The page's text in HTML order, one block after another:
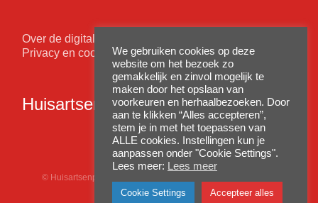
Over de digitale patiëntenomgeving
Privacy en cookiewetgeving
Huisartsenpraktijk Nieuwpoort
© Huisartsenpraktijk Nieuwpoort
We gebruiken cookies op deze
website om het bezoek zo
gemakkelijk en zinvol mogelijk te
maken door het opslaan van
voorkeuren en herhaalbezoeken. Door
aan te klikken “Alles accepteren”,
stem je in met het toepassen van
ALLE cookies. Instellingen kun je
aanpassen onder "Cookie Settings".
Lees meer:
Lees meer
Cookie Settings Accepteer alles